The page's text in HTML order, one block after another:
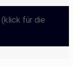
(klick für die